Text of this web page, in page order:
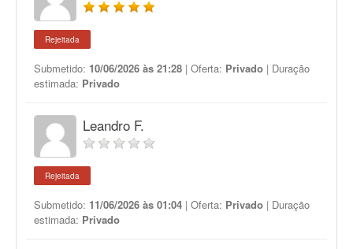
Rejeitada
Submetido: 10/06/2026 às 21:28 | Oferta: Privado | Duração
estimada: Privado
Leandro F.
Rejeitada
Submetido: 11/06/2026 às 01:04 | Oferta: Privado | Duração
estimada: Privado